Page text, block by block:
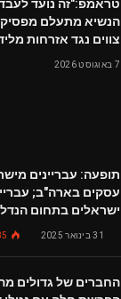
טראמפ:"זה נועד
הנשיא מתעלם
צווים נגד אזרחות
7 באוגוסט 2026
תופעה: עבריינים
עסקים בארה"ב;
ישראלים בתחום
31 בינואר 2025
החברים של גדולים